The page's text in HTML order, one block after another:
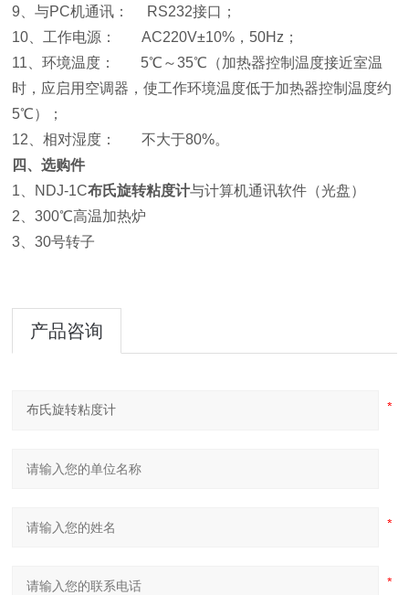
9、与PC机通讯： RS232接口；
10、工作电源： AC220V±10%，50Hz；
11、环境温度： 5℃～35℃（加热器控制温度接近室温
时，应启用空调器，使工作环境温度低于加热器控制温度约
5℃）；
12、相对湿度： 不大于80%。
四、选购件
1、NDJ-1C布氏旋转粘度计与计算机通讯软件（光盘）
2、300℃高温加热炉
3、30号转子
产品咨询